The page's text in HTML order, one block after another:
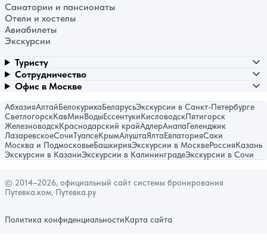
Санатории и пансионаты
Отели и хостелы
Авиабилеты
Экскурсии
Туристу
Сотрудничество
Офис в Москве
АбхазияАлтайБелокурихаБеларусьЭкскурсии в Санкт-Петербурге
СветлогорскКавМинВодыЕссентукиКисловодскПятигорск
ЖелезноводскКраснодарский крайАдлерАнапаГеленджик
ЛазаревскоеСочиТуапсеКрымАлуштаЯлтаЕвпаторияСаки
Москва и ПодмосковьеБашкирияЭкскурсии в МосквеРоссияКазань
Экскурсии в КазаниЭкскурсии в КалининградеЭкскурсии в Сочи
© 2014–2026, официальный сайт системы бронирования
Путевка.ком, Путевка.ру
Политика конфиденциальностиКарта сайта